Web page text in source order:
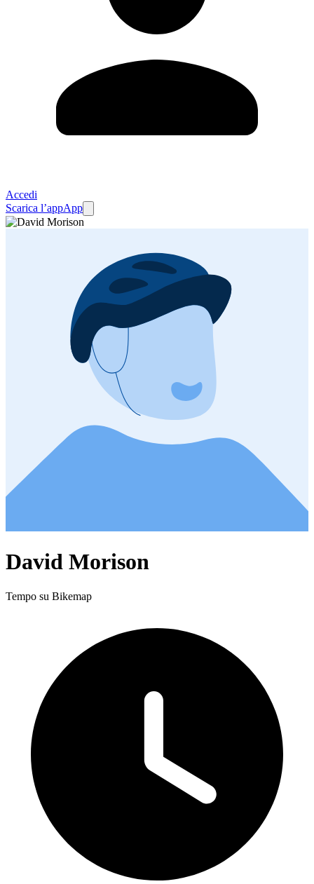
Accedi
Scarica l’appApp
David Morison
Tempo su Bikemap